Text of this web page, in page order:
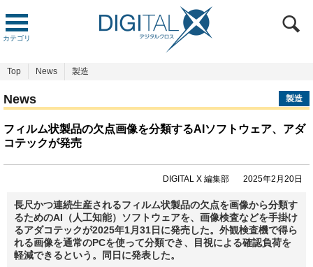
カテゴリ
Top News 製造
News 製造
フィルム状製品の欠点画像を分類するAIソフトウェア、アダ
コテックが発売
DIGITAL X 編集部 2025年2月20日
長尺かつ連続生産されるフィルム状製品の欠点を画像から分類す
るためのAI（人工知能）ソフトウェアを、画像検査などを手掛け
るアダコテックが2025年1月31日に発売した。外観検査機で得ら
れる画像を通常のPCを使って分類でき、目視による確認負荷を
軽減できるという。同日に発表した。